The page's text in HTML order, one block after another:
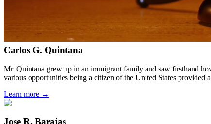
Carlos G. Quintana
Mr. Quintana grew up in an immigrant family and saw firsthand
various opportunities being a citizen of the United States
Learn more →
Jose R. Barajas